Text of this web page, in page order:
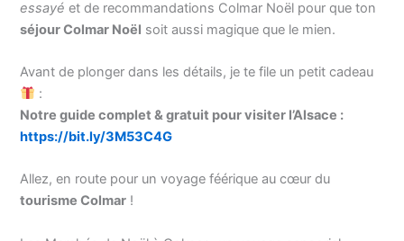
essayé et de recommandations Colmar Noël pour que ton
séjour Colmar Noël soit aussi magique que le mien.
Avant de plonger dans les détails, je te file un petit cadeau
:
Notre guide complet & gratuit pour visiter l’Alsace :
https://bit.ly/3M53C4G
Allez, en route pour un voyage féérique au cœur du
tourisme Colmar !